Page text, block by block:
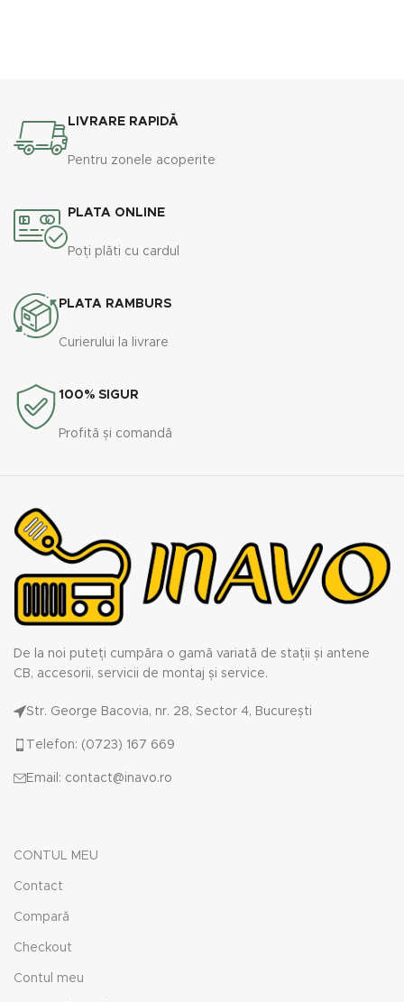
LIVRARE RAPIDĂ
Pentru zonele acoperite
PLATA ONLINE
Poți plăti cu cardul
PLATA RAMBURS
Curierului la livrare
100% SIGUR
Profită și comandă
De la noi puteți cumpăra o gamă variată de stații și antene
CB, accesorii, servicii de montaj și service.
Str. George Bacovia, nr. 28, Sector 4, București
Telefon: (0723) 167 669
Email: contact@inavo.ro
CONTUL MEU
Contact
Compară
Checkout
Contul meu